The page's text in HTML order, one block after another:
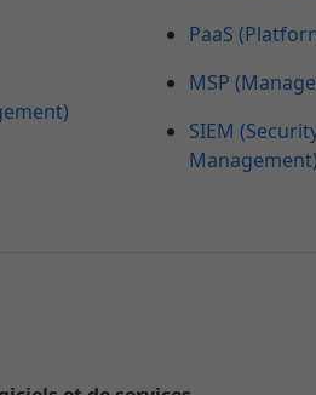
PaaS
MSP
SIEM
Management)